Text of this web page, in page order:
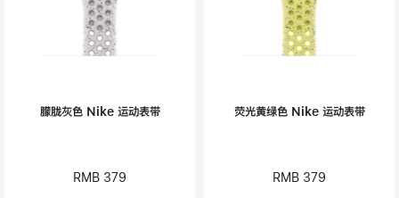
朦胧灰色 Nike 运动表带
RMB 379
荧光黄绿色 Nike 运动表带
RMB 379